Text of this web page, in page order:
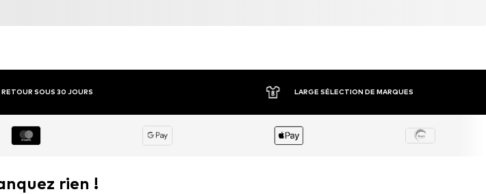
RETOUR SOUS 30 JOURS LARGE SÉLECTION DE MARQUES
rien !